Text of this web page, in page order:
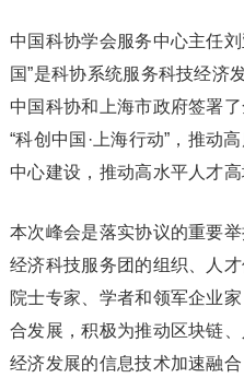
中国科协学会服务中心主任
国”是科协系统服务科技经济
中国科协和上海市政府签署
“科创中国·上海行动”，推动
中心建设，推动高水平人才高
本次峰会是落实协议的重要
经济科技服务团的组织、人
院士专家、学者和领军企业
合发展，积极为推动区块链
经济发展的信息技术加速融